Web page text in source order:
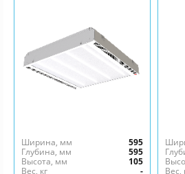
Ширина, мм
595
Глубина, мм
595
Высота, мм
105
Вес, кг
-
Вес,